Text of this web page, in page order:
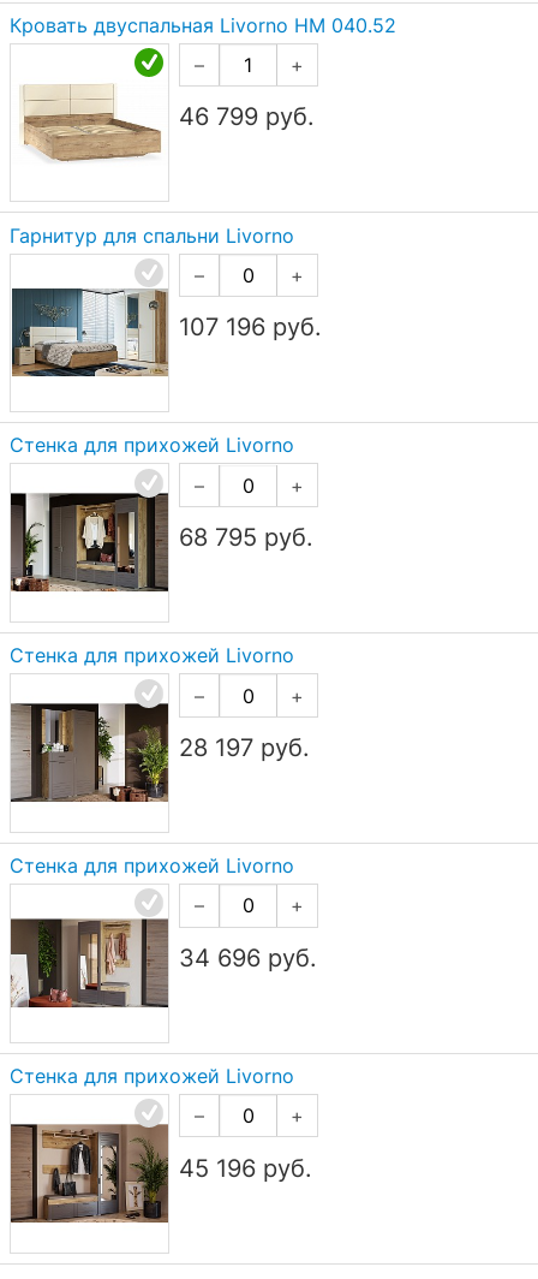
Кровать двуспальная Livorno НМ 040.52
–
+
46 799 руб.
Гарнитур для спальни Livorno
–
+
107 196 руб.
Стенка для прихожей Livorno
–
+
68 795 руб.
Стенка для прихожей Livorno
–
+
28 197 руб.
Стенка для прихожей Livorno
–
+
34 696 руб.
Стенка для прихожей Livorno
–
+
45 196 руб.